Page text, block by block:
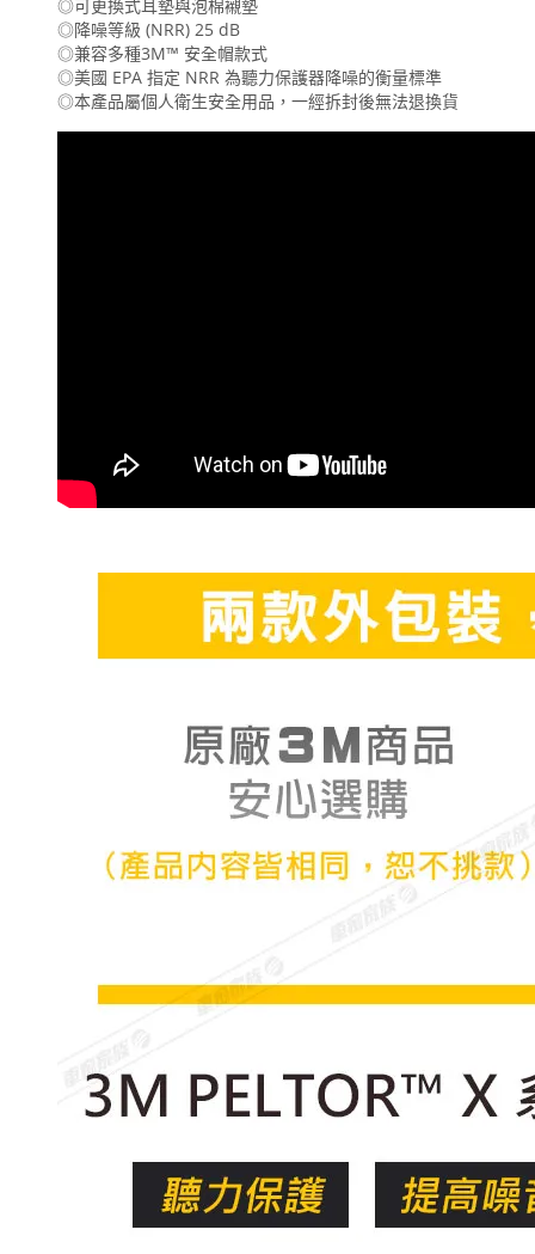
◎可更換式耳墊與泡棉襯墊
◎降噪等級 (NRR) 25 dB
◎兼容多種3M™ 安全帽款式
◎美國 EPA 指定 NRR 為聽力保護器降噪的衡量標準
◎本產品屬個人衛生安全用品，一經拆封後無法退換貨